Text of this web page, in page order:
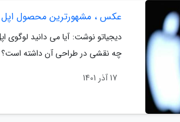
عکس ، مشهورترین محصول
دیجیاتو نوشت: آیا می دانید لوگوی
چه نقشی در طراحی آن داشته است؟
17 آذر 1401